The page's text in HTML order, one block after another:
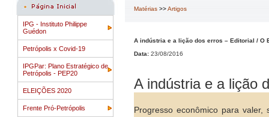
IPG - Instituto Philippe
Guédon
Petrópolis x Covid-19
IPGPar: Plano Estratégico de
Petrópolis - PEP20
ELEIÇÕES 2020
Frente Pró-Petrópolis
Matérias >>Artigos
A indústria e a lição dos erros – Editorial / O
Data: 23/08/2016
A indústria e a lição
Progresso econômico para